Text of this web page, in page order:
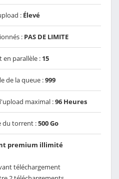
: Élevé
: PAS DE LIMITE
en parallèle : 15
de la queue :999
maximal :96 Heures
du torrent :500 Go
premium illimité
téléchargement